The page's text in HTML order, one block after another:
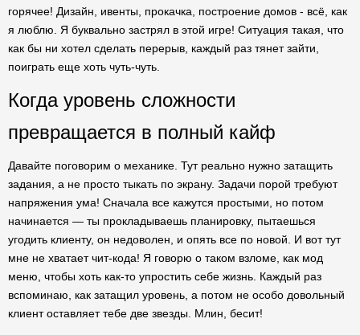
горячее! Дизайн, ивенты, прокачка, построение домов - всё, как
я люблю. Я буквально застрял в этой игре! Ситуация такая, что
как бы ни хотел сделать перерыв, каждый раз тянет зайти,
поиграть еще хоть чуть-чуть.
Когда уровень сложности
превращается в полный кайф
Давайте поговорим о механике. Тут реально нужно затащить
задания, а не просто тыкать по экрану. Задачи порой требуют
напряжения ума! Сначала все кажутся простыми, но потом
начинается — ты прокладываешь планировку, пытаешься
угодить клиенту, он недоволен, и опять все по новой. И вот тут
мне не хватает чит-кода! Я говорю о таком взломе, как мод
меню, чтобы хоть как-то упростить себе жизнь. Каждый раз
вспоминаю, как затащил уровень, а потом не особо довольный
клиент оставляет тебе две звезды. Млин, бесит!